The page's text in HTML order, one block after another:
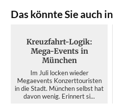
Das könnte Sie auch
Kreuzfahrt-Logik:
Mega-Events in
München
Im Juli locken wieder
Megaevents Konzerttouristen
in die Stadt. München selbst hat
davon wenig. Erinnert si...